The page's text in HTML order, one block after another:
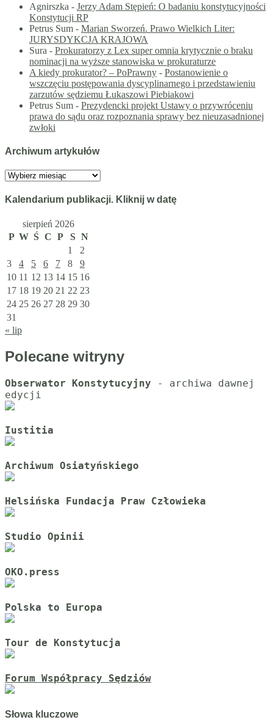
Agnirszka - Jerzy Adam Stępień: O badaniu konstytucyjności
Konstytucji RP
Petrus Sum - Marian Sworzeń. Prawo Wielkich Liter:
JURYSDYKCJA KRAJOWA
Sura - Prokuratorzy z Lex super omnia krytycznie o braku
nominacji na wyższe stanowiska w prokuraturze
A kiedy prokurator? – PoPrawny - Postanowienie o
wszczęciu postępowania dyscyplinarnego i przedstawieniu
zarzutów sędziemu Łukaszowi Piebiakowi
Petrus Sum - Prezydencki projekt Ustawy o przywróceniu
prawa do sądu oraz rozpoznania sprawy bez nieuzasadnionej
zwłoki
Archiwum artykułów
Archiwum
Kalendarium publikacji. Kliknij w datę
sierpień 2026
P W Ś C P S N
1
2
3
4 5 6 7 8
9
10 11 12 13 14 15 16
17 18 19 20 21 22 23
24 25 26 27 28 29 30
31
« lip
Polecane witryny
Obserwator Konstytucyjny - archiwa dawnej
Iustitia
Archiwum Osiatyńskiego
Helsińska Fundacja Praw Człowieka
Studio Opinii
OKO.press
Polska to Europa
Tour de Konstytucja
Forum Współpracy Sędziów
Słowa kluczowe